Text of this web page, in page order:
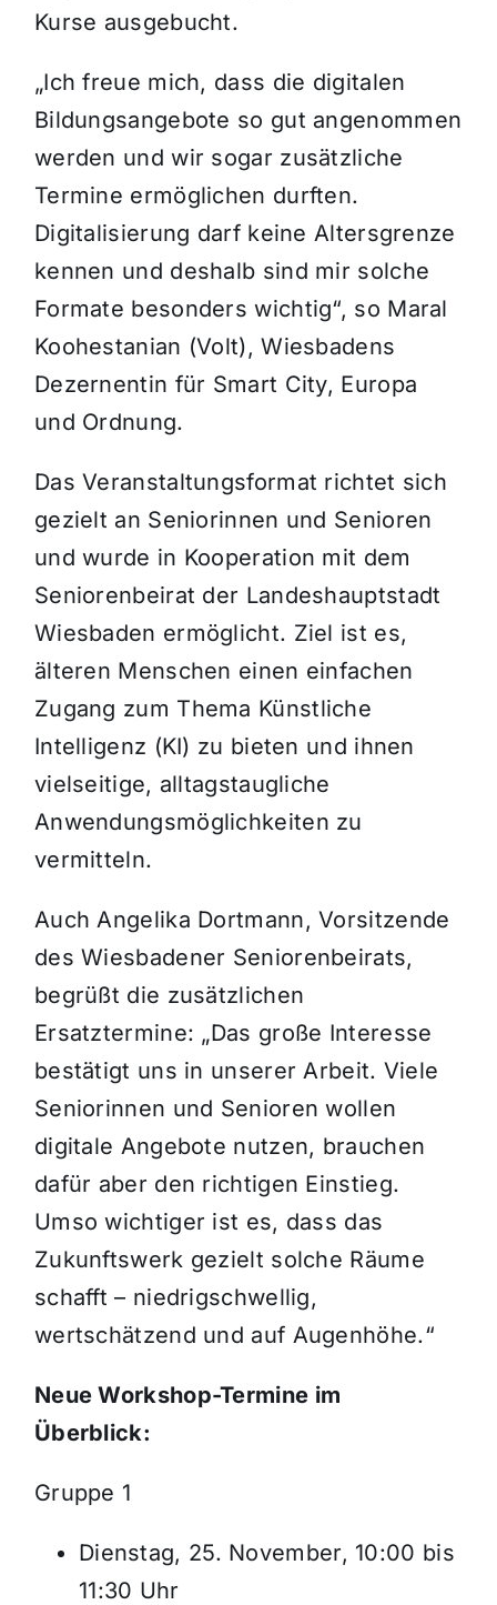
Kurse ausgebucht.
„Ich freue mich, dass die digitalen
Bildungsangebote so gut angenommen
werden und wir sogar zusätzliche
Termine ermöglichen durften.
Digitalisierung darf keine Altersgrenze
kennen und deshalb sind mir solche
Formate besonders wichtig“, so Maral
Koohestanian (Volt), Wiesbadens
Dezernentin für Smart City, Europa
und Ordnung.
Das Veranstaltungsformat richtet sich
gezielt an Seniorinnen und Senioren
und wurde in Kooperation mit dem
Seniorenbeirat der Landeshauptstadt
Wiesbaden ermöglicht. Ziel ist es,
älteren Menschen einen einfachen
Zugang zum Thema Künstliche
Intelligenz (KI) zu bieten und ihnen
vielseitige, alltagstaugliche
Anwendungsmöglichkeiten zu
vermitteln.
Auch Angelika Dortmann, Vorsitzende
des Wiesbadener Seniorenbeirats,
begrüßt die zusätzlichen
Ersatztermine: „Das große Interesse
bestätigt uns in unserer Arbeit. Viele
Seniorinnen und Senioren wollen
digitale Angebote nutzen, brauchen
dafür aber den richtigen Einstieg.
Umso wichtiger ist es, dass das
Zukunftswerk gezielt solche Räume
schafft – niedrigschwellig,
wertschätzend und auf Augenhöhe.“
Neue Workshop-Termine im
Überblick:
Gruppe 1
Dienstag, 25. November, 10:00 bis
11:30 Uhr